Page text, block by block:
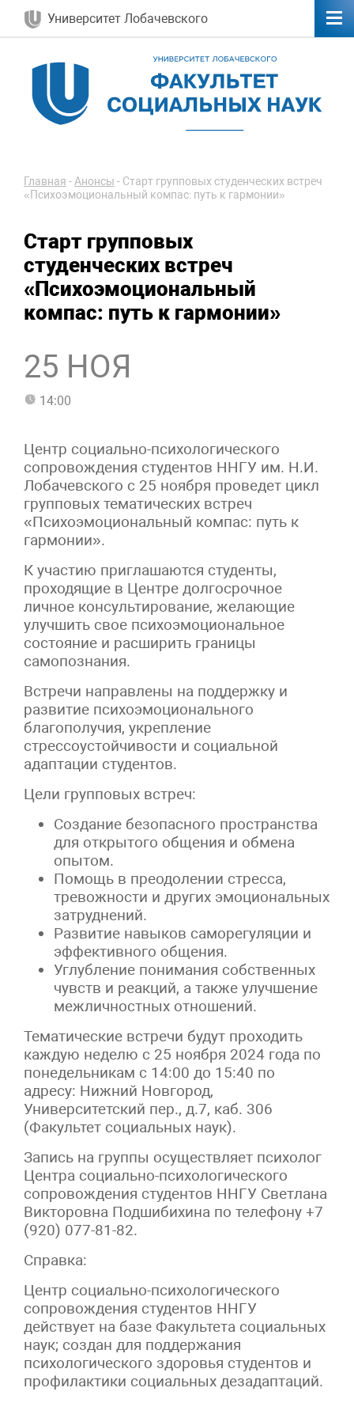
Университет Лобачевского
Главная -Анонсы - Старт групповых студенческих встреч
«Психоэмоциональный компас: путь к гармонии»
Старт групповых
студенческих встреч
«Психоэмоциональный
компас: путь к гармонии»
25 НОЯ
14:00
Центр социально-психологического
сопровождения студентов ННГУ им. Н.И.
Лобачевского с 25 ноября проведет цикл
групповых тематических встреч
«Психоэмоциональный компас: путь к
гармонии».
К участию приглашаются студенты,
проходящие в Центре долгосрочное
личное консультирование, желающие
улучшить свое психоэмоциональное
состояние и расширить границы
самопознания.
Встречи направлены на поддержку и
развитие психоэмоционального
благополучия, укрепление
стрессоустойчивости и социальной
адаптации студентов.
Цели групповых встреч:
Создание безопасного пространства
для открытого общения и обмена
опытом.
Помощь в преодолении стресса,
тревожности и других эмоциональных
затруднений.
Развитие навыков саморегуляции и
эффективного общения.
Углубление понимания собственных
чувств и реакций, а также улучшение
межличностных отношений.
Тематические встречи будут проходить
каждую неделю с 25 ноября 2024 года по
понедельникам с 14:00 до 15:40 по
адресу: Нижний Новгород,
Университетский пер., д.7, каб. 306
(Факультет социальных наук).
Запись на группы осуществляет психолог
Центра социально-психологического
сопровождения студентов ННГУ Светлана
Викторовна Подшибихина по телефону +7
(920) 077-81-82.
Справка:
Центр социально-психологического
сопровождения студентов ННГУ
действует на базе Факультета социальных
наук; создан для поддержания
психологического здоровья студентов и
профилактики социальных дезадаптаций.